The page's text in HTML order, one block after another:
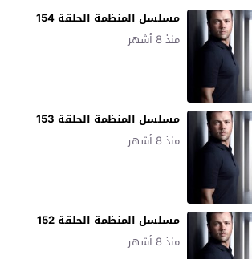
مسلسل المنظمة الحلقة 154
منذ 8 أشهر
مسلسل المنظمة الحلقة 153
منذ 8 أشهر
مسلسل المنظمة الحلقة 152
منذ 8 أشهر